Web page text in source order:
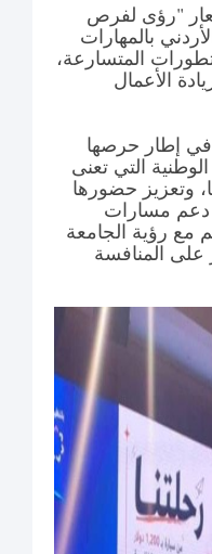
"رؤى لفرص
بالمهارات
المتسارعة،
الأعمال
في إطار حرصها
التي تعنى
وتعزيز حضورها
دعم مسارات
مع رؤية الجامعة
على المنافسة